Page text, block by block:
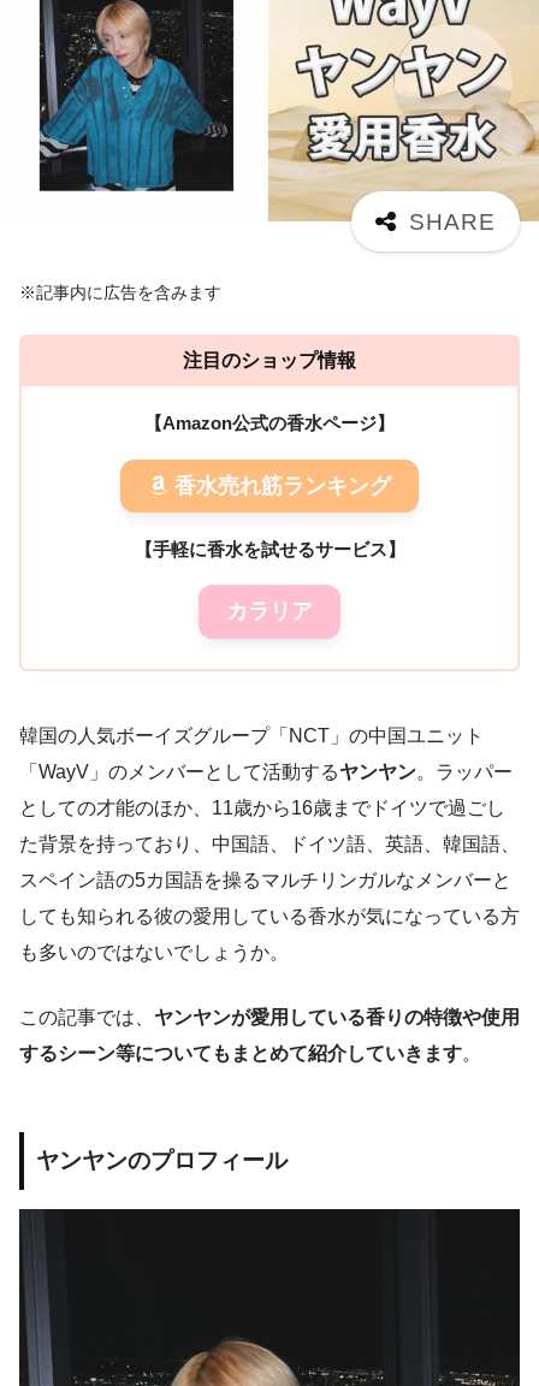
※記事内に広告を含みます
注目のショップ情報
【Amazon公式の香水ページ】
香水売れ筋ランキング
【手軽に香水を試せるサービス】
カラリア
韓国の人気ボーイズグループ「NCT」の中国ユニット
「WayV」のメンバーとして活動するヤンヤン。ラッパー
としての才能のほか、11歳から16歳までドイツで過ごし
た背景を持っており、中国語、ドイツ語、英語、韓国語、
スペイン語の5カ国語を操るマルチリンガルなメンバーと
しても知られる彼の愛用している香水が気になっている方
も多いのではないでしょうか。
この記事では、 ヤンヤンが愛用している香りの特徴や使用
するシーン等についてもまとめて紹介していきます。
ヤンヤンのプロフィール